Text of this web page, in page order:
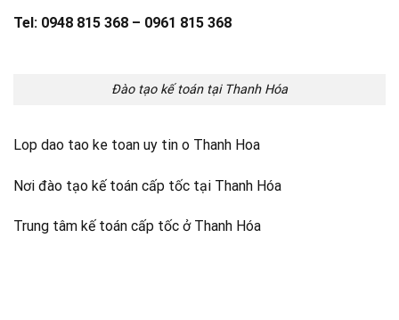
Tel: 0948 815 368 – 0961 815 368
Đào tạo kế toán tại Thanh Hóa
Lop dao tao ke toan uy tin o Thanh Hoa
Nơi đào tạo kế toán cấp tốc tại Thanh Hóa
Trung tâm kế toán cấp tốc ở Thanh Hóa